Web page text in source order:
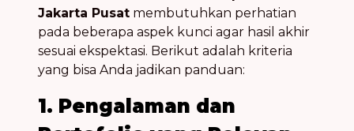
Jakarta Pusat membutuhkan perhatian
pada beberapa aspek kunci agar hasil akhir
sesuai ekspektasi. Berikut adalah kriteria
yang bisa Anda jadikan panduan:
1. Pengalaman dan